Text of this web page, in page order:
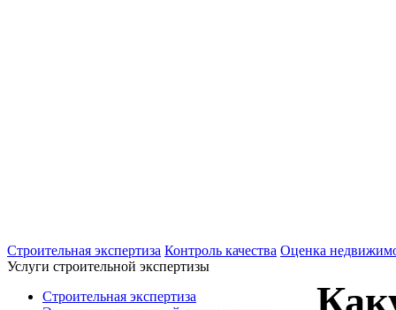
Строительная экспертиза Контроль качества Оценка
Услуги строительной экспертизы
Строительная экспертиза